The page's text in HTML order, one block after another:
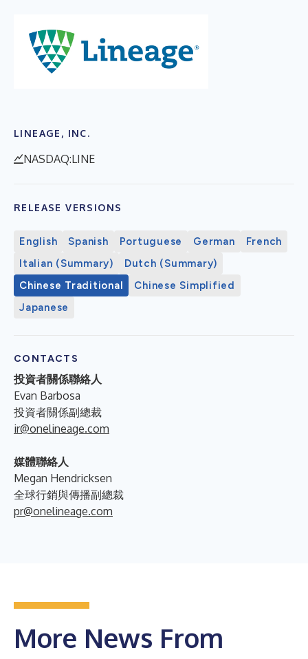
LINEAGE, INC.
NASDAQ:LINE
RELEASE VERSIONS
English Spanish Portuguese German
French
Italian (Summary)
Dutch (Summary)
Chinese Traditional
Chinese Simplified
Japanese
CONTACTS
投資者關係聯絡人
Evan Barbosa
投資者關係副總裁
ir@onelineage.com
媒體聯絡人
Megan Hendricksen
全球行銷與傳播副總裁
pr@onelineage.com
More News From